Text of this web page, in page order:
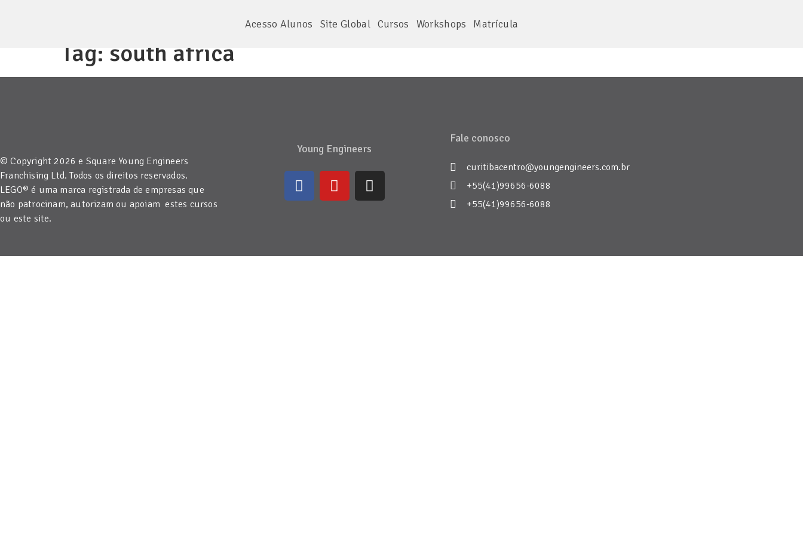
Acesso Alunos Site Global Cursos Workshops Matrícula
Tag: south africa
© Copyright 2026 e Square Young Engineers
Franchising Ltd. Todos os direitos reservados.
LEGO® é uma marca registrada de empresas que
não patrocinam, autorizam ou apoiam estes cursos
ou este site.
Young Engineers
Fale conosco
curitibacentro@youngengineers.com.br
+55(41)99656-6088
+55(41)99656-6088